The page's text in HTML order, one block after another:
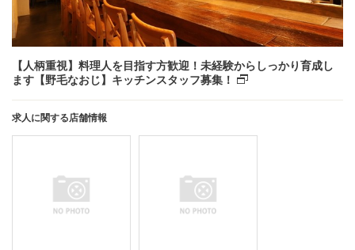
【人柄重視】料理人を目指す方歓迎！未経験からしっかり育成し
ます【野毛なおじ】キッチンスタッフ募集！
求人に関する店舗情報